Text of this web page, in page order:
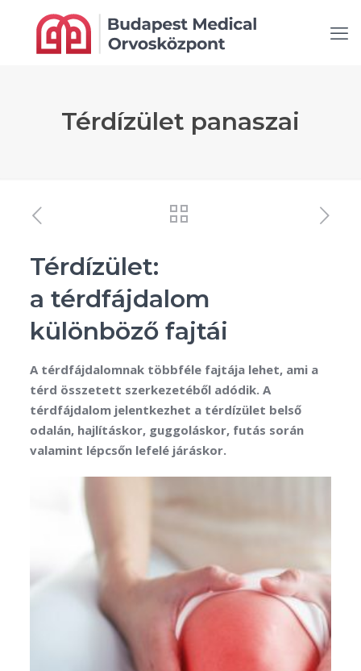
Térdízület panaszai
Térdízület:
a térdfájdalom
különböző fajtái
A térdfájdalomnak többféle fajtája lehet, ami a
térd összetett szerkezetéből adódik. A
térdfájdalom jelentkezhet a térdízület belső
odalán, hajlításkor, guggoláskor, futás során
valamint lépcsőn lefelé járáskor.